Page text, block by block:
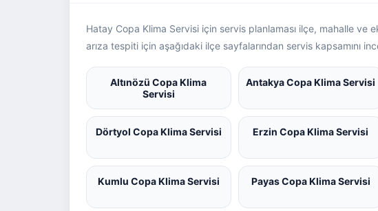
Hatay Copa Klima Servisi için servis planlaması ilçe, mahalle ve
arıza tespiti için aşağıdaki ilçe sayfalarından servis kapsamını
Altınözü Copa Klima
Servisi
Antakya Copa Klima Servisi
Dörtyol Copa Klima Servisi Erzin Copa Klima Servisi
Kumlu Copa Klima Servisi Payas Copa Klima Servisi